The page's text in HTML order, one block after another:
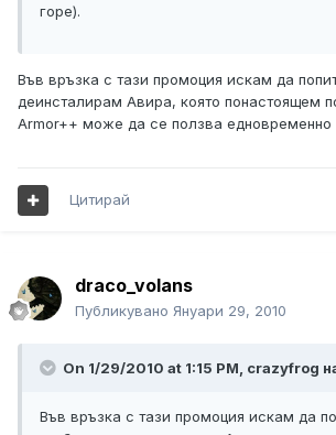
горе).
Във връзка с тази промоция искам да
деинсталирам Авира, която понастоящем
Armor++ може да се ползва едновременно
Цитирай
draco_volans
Публикувано Януари 29, 2010
On 1/29/2010 at 1:15 PM, crazyfrog
Във връзка с тази промоция искам да